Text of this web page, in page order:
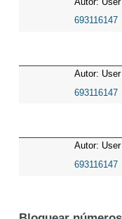
693116147
Autor:
693116147
Autor:
693116147